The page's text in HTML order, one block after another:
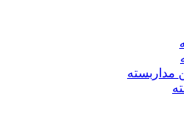
مداربسته